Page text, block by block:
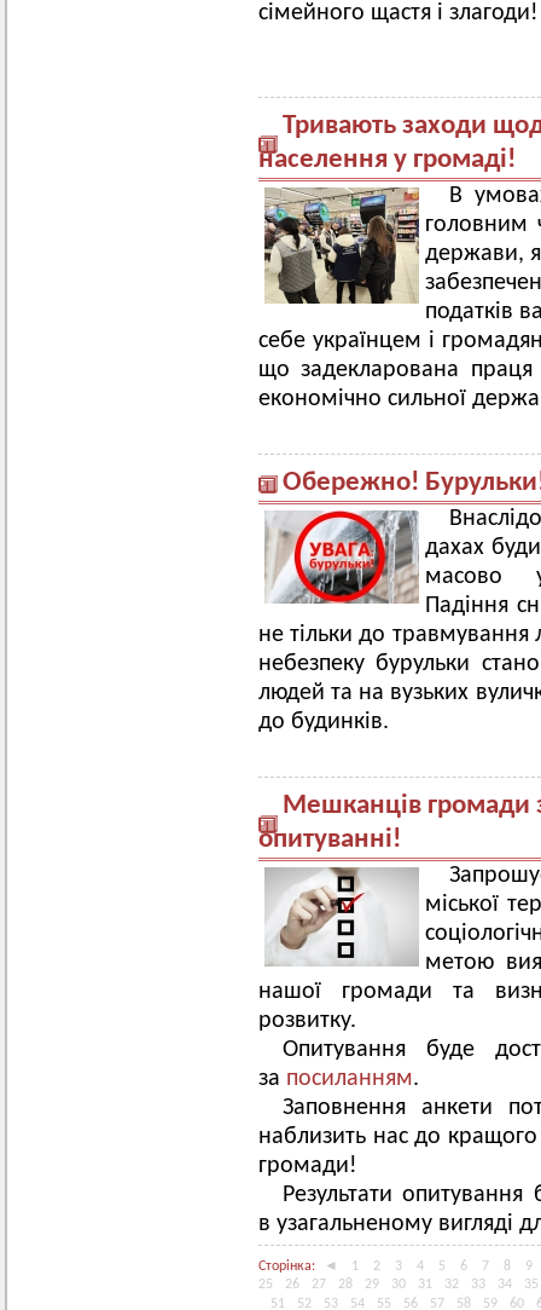
сімейного щастя і злагоди!
Тривають заходи
населення у громаді!
В
головним
держави,
податків
себе українцем і
що задекларована
економічно сильної
Обережно!
дахах
масово
Падіння
не тільки до
небезпеку бурульки
людей та на вузьких
до будинків.
Мешканців громади
опитуванні!
міської
метою
нашої громади та
розвитку.
Опитування буде
за посиланням.
Заповнення анкети
наблизить нас до
громади!
Результати опитування
в узагальненому вигляді
Сторінка: ◄ 1 2 3 4 5 6 7 8
9
25
26 27 28 29 30 31 32 33 34
35
51
52 53 54 55 56 57 58 59 60